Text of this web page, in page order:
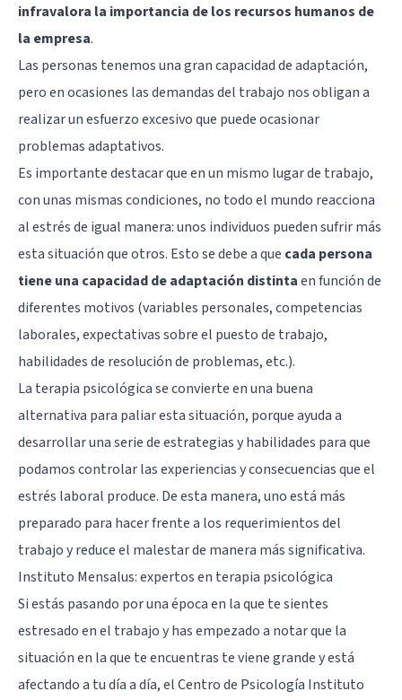
infravalora la importancia de los recursos humanos de
la empresa.
Las personas tenemos una gran capacidad de adaptación,
pero en ocasiones las demandas del trabajo nos obligan a
realizar un esfuerzo excesivo que puede ocasionar
problemas adaptativos.
Es importante destacar que en un mismo lugar de trabajo,
con unas mismas condiciones, no todo el mundo reacciona
al estrés de igual manera: unos individuos pueden sufrir más
esta situación que otros. Esto se debe a que cada persona
tiene una capacidad de adaptación distintaen función de
diferentes motivos (variables personales, competencias
laborales, expectativas sobre el puesto de trabajo,
habilidades de resolución de problemas, etc.).
La terapia psicológica se convierte en una buena
alternativa para paliar esta situación, porque ayuda a
desarrollar una serie de estrategias y habilidades para que
podamos controlar las experiencias y consecuencias que el
estrés laboral produce. De esta manera, uno está más
preparado para hacer frente a los requerimientos del
trabajo y reduce el malestar de manera más significativa.
Instituto Mensalus: expertos en terapia psicológica
Si estás pasando por una época en la que te sientes
estresado en el trabajo y has empezado a notar que la
situación en la que te encuentras te viene grande y está
afectando a tu día a día, el Centro de Psicología Instituto